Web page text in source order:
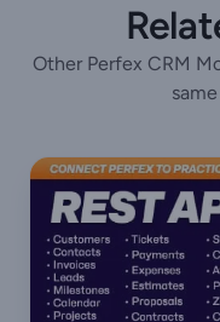
Other Perfex CRM